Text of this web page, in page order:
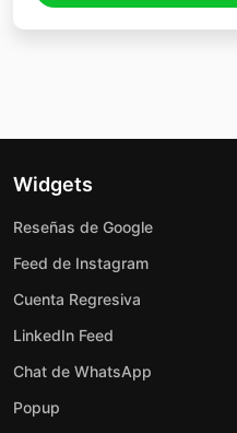
Widgets
Reseñas de Google
Feed de Instagram
Cuenta Regresiva
LinkedIn Feed
Chat de WhatsApp
Popup